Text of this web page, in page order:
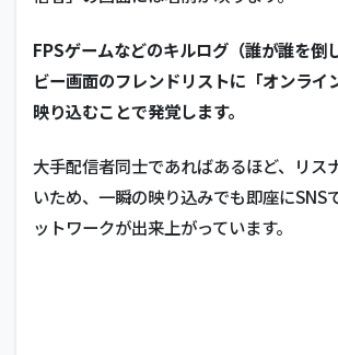
FPSゲームなどのキルログ（誰が誰を倒
ビー画面のフレンドリストに「オンライ
映り込むことで発覚します。
大手配信者同士であればあるほど、リス
いため、一瞬の映り込みでも即座にSNS
ットワークが出来上がっています。